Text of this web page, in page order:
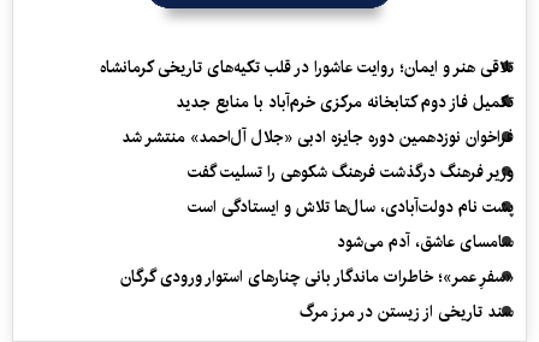
تلاقی هنر و ایمان؛ روایت عاشورا در قلب تکیه‌های تاریخی کرمانشاه
تکمیل فاز دوم کتابخانه مرکزی خرم‌آباد با منابع جدید
فراخوان نوزدهمین دوره جایزه ادبی «جلال آل‌احمد» منتشر شد
وزیر فرهنگ درگذشت فرهنگ شکوهی را تسلیت گفت
پشت نام دولت‌آبادی، سال‌ها تلاش و ایستادگی است
سامسای عاشق، آدم می‌شود
«سفرِ عمر»؛ خاطرات ماندگار بانی چنارهای استوار ورودی گرگان
سند تاریخی از زیستن در مرز مرگ